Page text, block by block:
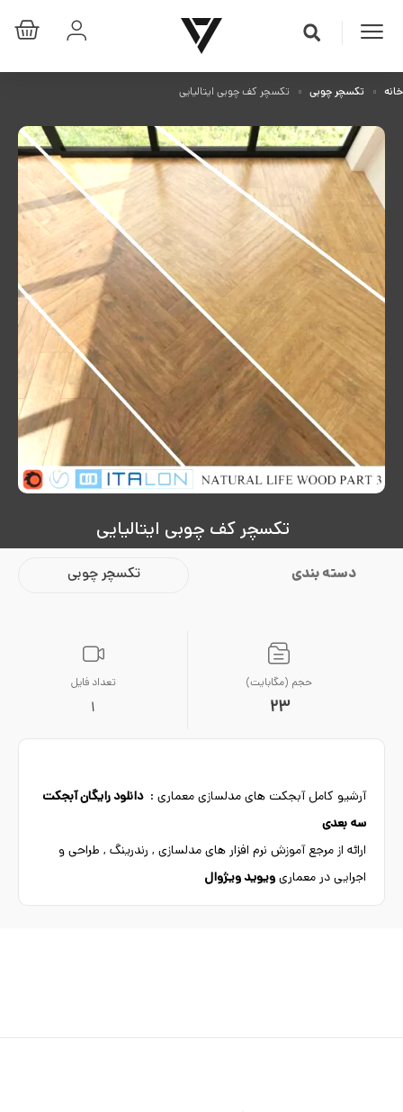
خانه تکسچر چوبی تکسچر کف چوبی ایتالیایی
تکسچر کف چوبی ایتالیایی
دسته بندی تکسچر چوبی
حجم (مگابایت)
23
تعداد فایل
1
آرشیو کامل آبجکت های مدلسازی معماری :دانلود رایگان آبجکت
سه بعدی
ارائه از مرجع آموزش نرم افزار های مدلسازی , رندرینگ , طراحی و
اجرایی در معماریویوید ویژوال